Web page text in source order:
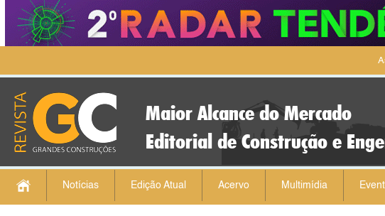
Maior Alcance do Mercado
Editorial de Construção e
Notícias Edição Atual Acervo Multimídia